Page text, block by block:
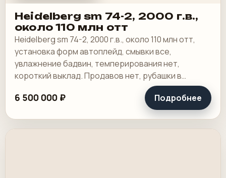
Heidelberg sm 74-2, 2000 г.в.,
около 110 млн отт
Heidelberg sm 74-2, 2000 г.в., около 110 млн отт,
установка форм автоплейд, смывки все,
увлажнение бадвин, темперирования нет,
короткий выклад. Продавов нет, рубашки в
хорошем состоянии, таскалки и цепи в хорошем.
6 500 000 ₽ Подробнее